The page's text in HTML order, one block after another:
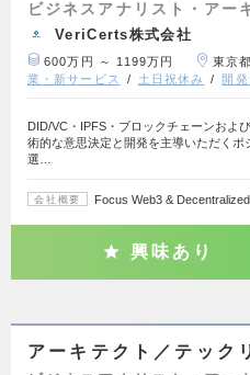
ビジネスアナリスト・アー
VeriCerts株式会社
600万円 ～ 1199万円 東京都
業・新サービス
土日祝休み 開
DID/VC・IPFS・ブロックチェーンおよ
術的な意思決定と開発を主導いただくポ
選…
会社概要 Focus Web3 &
興味あり
アーキテクト／テック